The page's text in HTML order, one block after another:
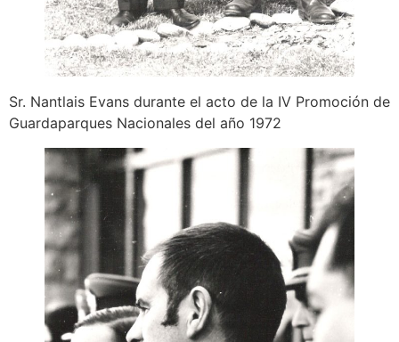
Sr. Nantlais Evans durante el acto de la IV Promoción de
Guardaparques Nacionales del año 1972